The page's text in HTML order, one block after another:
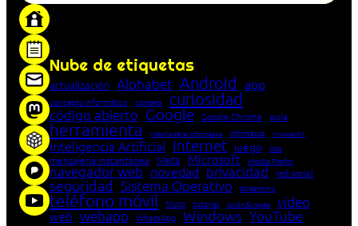
Nube de etiquetas
actualización Alphabet Android app
concepto informático consejo curiosidad
código abierto Google Google Chrome guía
herramienta historia de la Informática Informática innovación
Inteligencia Artificial Internet juego lista
mensajería instantánea Meta Microsoft Mozilla Firefox
navegador web novedad privacidad red social
seguridad Sistema Operativo streaming
teléfono móvil truco tutorial Unión Europea vídeo
web webapp WhatsApp Windows YouTube